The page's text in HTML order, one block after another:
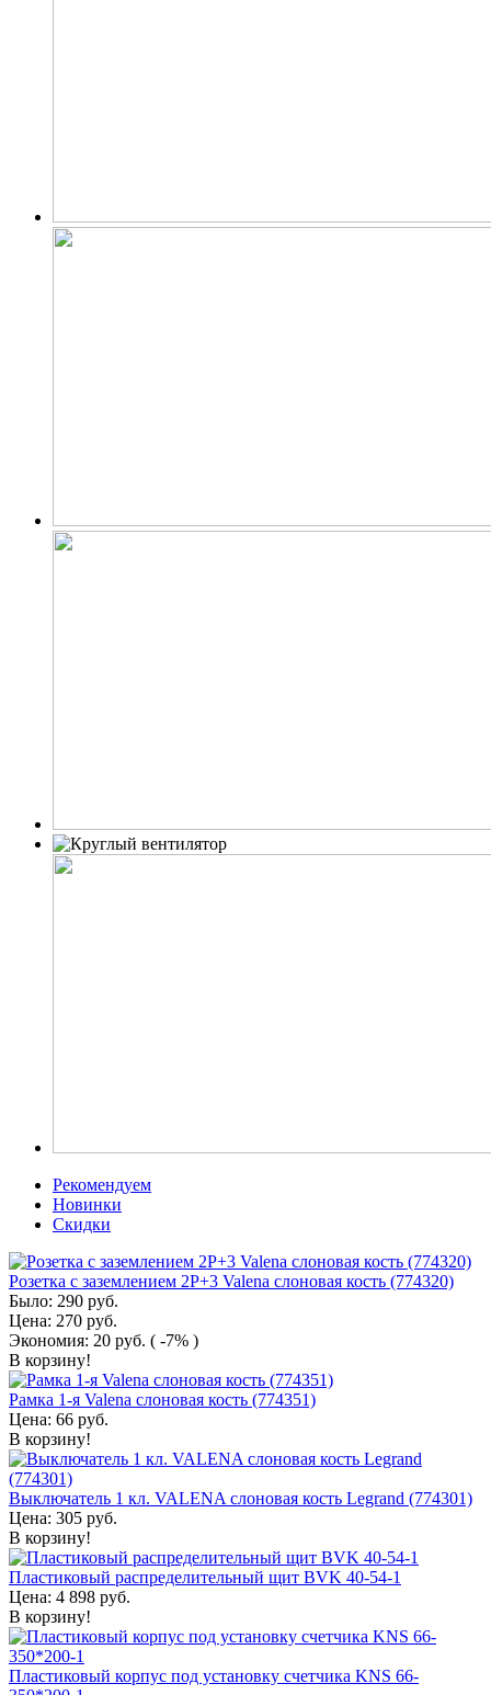
Рекомендуем
Новинки
Скидки
Розетка с заземлением 2P+3 Valena слоновая кость (774320)
Было: 290 руб.
Цена: 270 руб.
Экономия: 20 руб. ( -7% )
В корзину!
Рамка 1-я Valena слоновая кость (774351)
Цена: 66 руб.
В корзину!
Выключатель 1 кл. VALENA слоновая кость Legrand (774301)
Цена: 305 руб.
В корзину!
Пластиковый распределительный щит BVK 40-54-1
Цена: 4 898 руб.
В корзину!
Пластиковый корпус под установку счетчика KNS 66-